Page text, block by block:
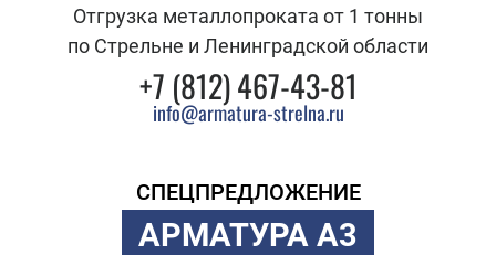
Отгрузка металлопроката от 1 тонны
по Стрельне и Ленинградской области
+7 (812) 467-43-81
info@armatura-strelna.ru
СПЕЦПРЕДЛОЖЕНИЕ
АРМАТУРА А3